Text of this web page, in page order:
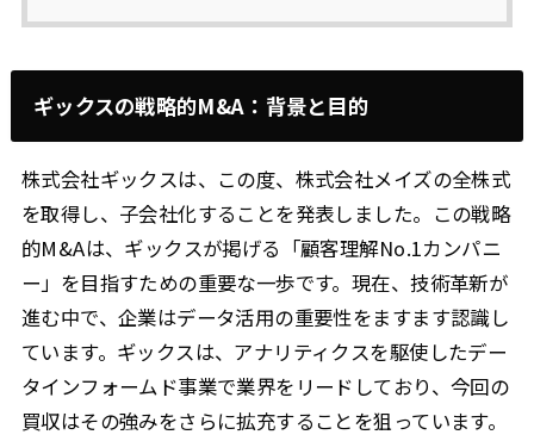
ギックスの戦略的M&A：背景と目的
株式会社ギックスは、この度、株式会社メイズの全株式
を取得し、子会社化することを発表しました。この戦略
的M&Aは、ギックスが掲げる「顧客理解No.1カンパニ
ー」を目指すための重要な一歩です。現在、技術革新が
進む中で、企業はデータ活用の重要性をますます認識し
ています。ギックスは、アナリティクスを駆使したデー
タインフォームド事業で業界をリードしており、今回の
買収はその強みをさらに拡充することを狙っています。